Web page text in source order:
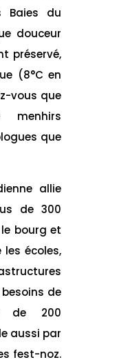
Baies du
douceur
préservé,
(8°C en
vous que
menhirs
que
allie
de 300
bourg et
écoles,
de
de 200
aussi par
fest-noz.